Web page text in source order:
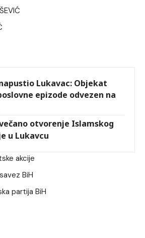
Lukavac: Objekat
epizode odvezen na
otvorenje Islamskog
u Lukavcu
akcije
BiH
partija BiH